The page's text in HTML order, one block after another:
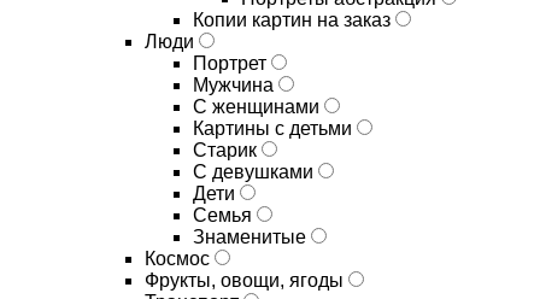
Копии картин на заказ
Люди
Портрет
Мужчина
С женщинами
Картины с детьми
Старик
С девушками
Дети
Семья
Знаменитые
Космос
Фрукты, овощи, ягоды